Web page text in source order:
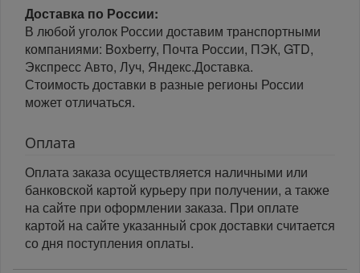
Доставка по России:
В любой уголок России доставим транспортными
компаниями: Boxberry, Почта России, ПЭК, GTD,
Экспресс Авто, Луч, Яндекс.Доставка.
Стоимость доставки в разные регионы России
может отличаться.
Оплата
Оплата заказа осуществляется наличными или
банковской картой курьеру при получении, а также
на сайте при оформлении заказа. При оплате
картой на сайте указанный срок доставки считается
со дня поступления оплаты.